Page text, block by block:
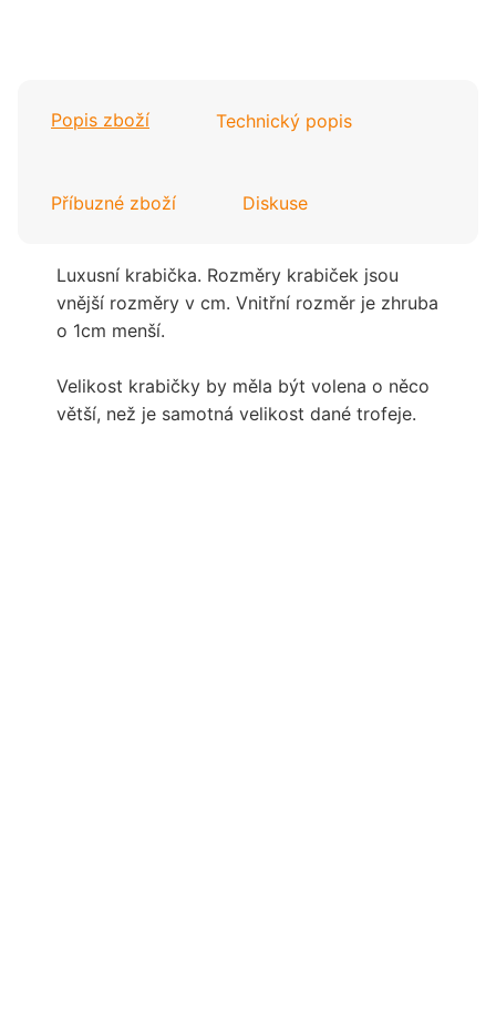
Popis zboží Technický popis
Příbuzné zboží Diskuse
Luxusní krabička. Rozměry krabiček jsou
vnější rozměry v cm. Vnitřní rozměr je zhruba
o 1cm menší.
Velikost krabičky by měla být volena o něco
větší, než je samotná velikost dané trofeje.